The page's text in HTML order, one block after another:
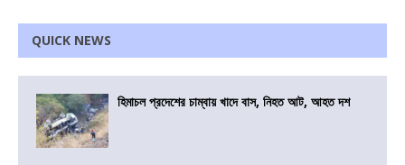
QUICK NEWS
হিমাচল প্রদেশের চাম্বায় খাদে বাস, নিহত আট, আহত দশ